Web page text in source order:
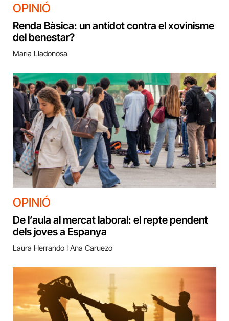
OPINIÓ
Renda Bàsica: un antídot contra el xovinisme
del benestar?
Maria Lladonosa
OPINIÓ
De l’aula al mercat laboral: el repte pendent
dels joves a Espanya
Laura Herrando I Ana Caruezo